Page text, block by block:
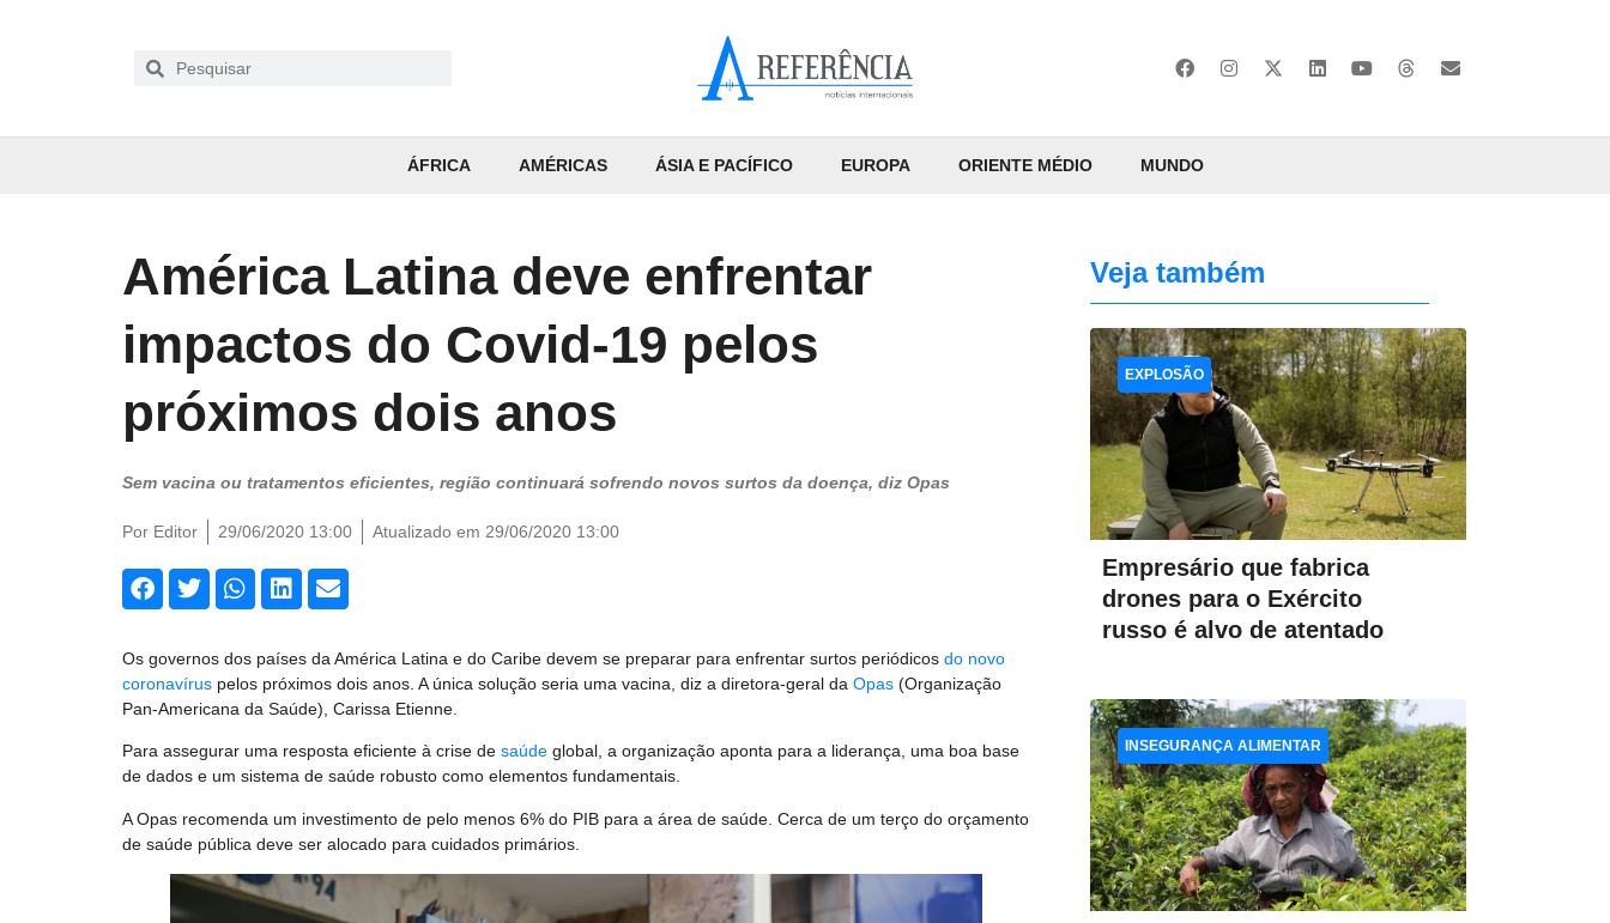
ÁFRICA AMÉRICAS ÁSIA E PACÍFICO EUROPA ORIENTE MÉDIO MUNDO
América Latina deve enfrentar
impactos do Covid-19 pelos
próximos dois anos
Sem vacina ou tratamentos eficientes, região continuará sofrendo novos surtos da doença, diz Opas
Por Editor 29/06/2020 13:00 Atualizado em 29/06/2020 13:00
Os governos dos países da América Latina e do Caribe devem se preparar para enfrentar surtos periódicos do novo
coronavírus pelos próximos dois anos. A única solução seria uma vacina, diz a diretora-geral da Opas (Organização
Pan-Americana da Saúde), Carissa Etienne.
Para assegurar uma resposta eficiente à crise de saúde global, a organização aponta para a liderança, uma boa base
de dados e um sistema de saúde robusto como elementos fundamentais.
A Opas recomenda um investimento de pelo menos 6% do PIB para a área de saúde. Cerca de um terço do orçamento
de saúde pública deve ser alocado para cuidados primários.
Veja também
Empresário que fabrica
drones para o Exército
russo é alvo de atentado
EXPLOSÃO
INSEGURANÇA ALIMENTAR